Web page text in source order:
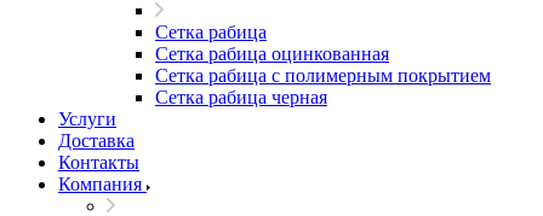
Сетка рабица
Сетка рабица оцинкованная
Сетка рабица с полимерным покрытием
Сетка рабица черная
Услуги
Доставка
Контакты
Компания